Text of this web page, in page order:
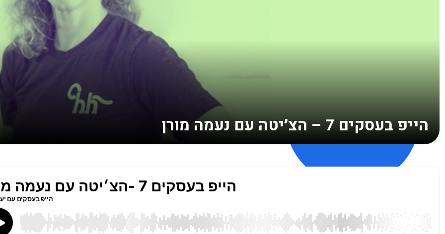
הייפ בעסקים 7 – הצ׳יטה עם נעמה מורן